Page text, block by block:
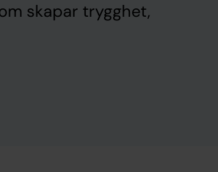
skapar trygghet,